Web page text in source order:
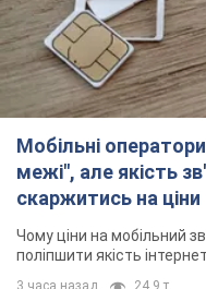
Чому ціни на мобільний
поліпшити якість
3 часа назад 24,9 т.
"Працюємо, щоб
для ППО":
Драпатого і
українській армії